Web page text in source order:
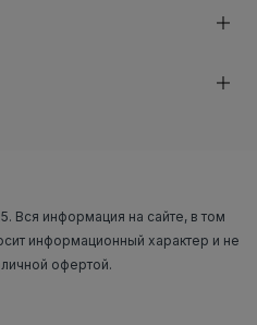
Вся информация на сайте, в том
информационный характер и не
офертой.